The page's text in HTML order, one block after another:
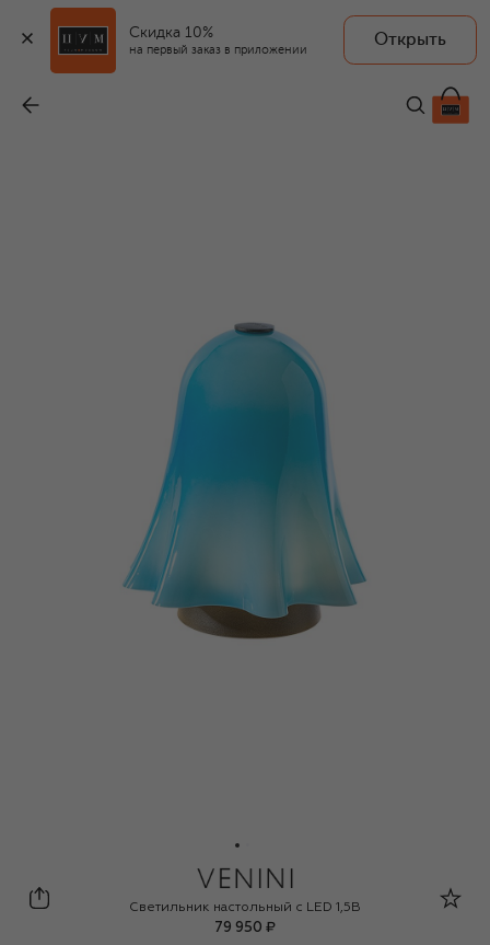
Скидка 10%
на первый заказ в приложении
Открыть
79 950 ₽
Venini
Светильник настольный с LED 1,5В
79 950 ₽